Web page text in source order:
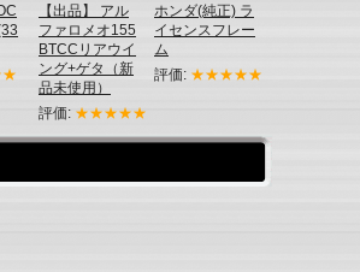
【出品】 アル
ファロメオ155
BTCCリアウイ
ング+ゲタ（新
品未使用）
評価: ★★★★★
ホンダ(純正) ラ
イセンスフレー
ム
評価: ★★★★★